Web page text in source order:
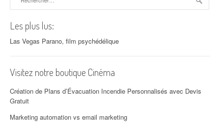
Les plus lus:
Las Vegas Parano, film psychédélique
Visitez notre boutique Cinéma
Création de Plans d’Évacuation Incendie Personnalisés avec Devis
Gratuit
Marketing automation vs email marketing